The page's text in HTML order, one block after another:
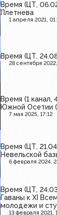
Время (ЦТ,
Плетнева
1 апреля 2021,
Время (ЦТ,
28 сентября
Время (1 канал,
Южной Осетии
7 мая 2025, 17:12
Время (ЦТ,
Невельской
6 февраля 2024,
Время (ЦТ,
Гаваны к XI
молодежи и
13 февраля 2021,